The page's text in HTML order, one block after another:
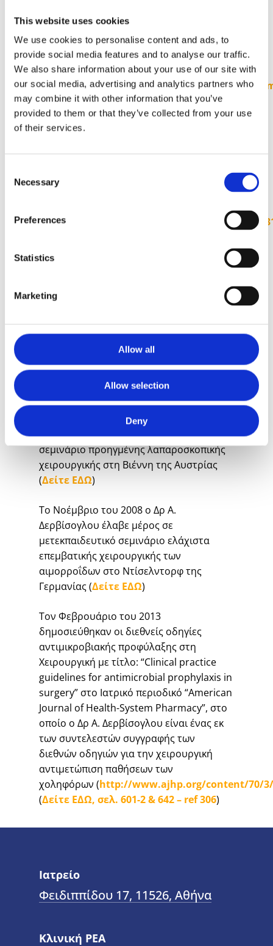
This website uses cookies
We use cookies to personalise content and ads, to
provide social media features and to analyse our traffic.
We also share information about your use of our site with
our social media, advertising and analytics partners who
may combine it with other information that you’ve
provided to them or that they’ve collected from your use
of their services.
Selection
Necessary
Preferences
Statistics
Marketing
Allow all
Allow selection
Deny
Postoperative Surgical Site Infections in
Elective Cholecystectomy: A Case-Control
Study” στο Infectious Diseases Society of
America
(https://idsa.confex.com/idsa/2005/
Τον Οκτώβριο του 2007 ο Δρ Α.
Δερβίσογλου δημοσίευσε τη μελέτη με
(http://hypatia.teiath.gr/xmlui/handle/11400/
Τον Ιούνιο του 2008 ο Δρ Α. Δερβίσογλου
Artery Ligation (DGHAL), Rectoanal Repair
Grade III- IV Hemorrhoids: A Multicenter
of Colon and Rectal Surgeons” στη
Βοστώνη των ΗΠΑ (Δείτε ΕΔΩ σελ. 55
Τον Ιούλιο του 2008 ο Δρ Α. Δερβίσογλου
έλαβε μέρος σε μετεκπαιδευτικό
σεμινάριο προηγμένης λαπαροσκοπικής
χειρουργικής στη Βιέννη της Αυστρίας
(Δείτε ΕΔΩ)
Το Νοέμβριο του 2008 ο Δρ Α.
Δερβίσογλου έλαβε μέρος σε
μετεκπαιδευτικό σεμινάριο ελάχιστα
επεμβατικής χειρουργικής των
αιμορροΐδων στο Ντίσελντορφ της
Γερμανίας (Δείτε ΕΔΩ)
Τον Φεβρουάριο του 2013
δημοσιεύθηκαν οι διεθνείς οδηγίες
αντιμικροβιακής προφύλαξης στη
Χειρουργική με τίτλο: “Clinical practice
guidelines for antimicrobial prophylaxis in
surgery” στο Ιατρικό περιοδικό “American
Journal of Health-System Pharmacy”, στο
οποίο ο Δρ Α. Δερβίσογλου είναι ένας εκ
των συντελεστών συγγραφής των
διεθνών οδηγιών για την χειρουργική
αντιμετώπιση παθήσεων των
χοληφόρων (http://www.ajhp.org/content/70/
(Δείτε ΕΔΩ, σελ. 601-2 & 642 – ref 306)
Ιατρείο
Φειδιππίδου 17, 11526, Αθήνα
Κλινική ΡΕΑ